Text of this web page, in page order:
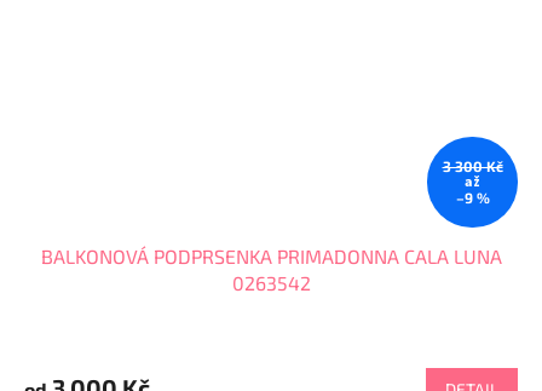
3 300 Kč
až
–9 %
BALKONOVÁ PODPRSENKA PRIMADONNA CALA LUNA
0263542